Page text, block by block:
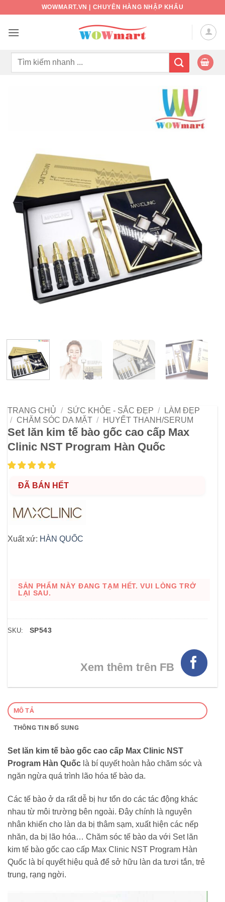
nội
WOWMART.VN | CHUYÊN HÀNG NHẬP KHẨU
Tìm
TRANG CHỦ / SỨC KHỎE - SẮC ĐẸP /
LÀM ĐẸP
/
CHĂM SÓC DA MẶT / HUYẾT THANH/SERUM
Set lăn kim tế bào gốc cao cấp Max
Clinic NST Program Hàn Quốc
ĐÃ BÁN HẾT
Xuất xứ: HÀN QUỐC
SẢN PHẨM NÀY ĐANG TẠM HẾT. VUI LÒNG TRỞ
LẠI SAU.
SKU: SP543
Xem thêm trên FB
MÔ TẢ
THÔNG TIN BỔ SUNG
Set lăn kim tế bào gốc cao cấp Max Clinic NST
Program Hàn Quốc là bí quyết hoàn hảo chăm sóc và
ngăn ngừa quá trình lão hóa tế bào da.
Các tế bào ở da rất dễ bị hư tổn do các tác động khác
nhau từ môi trường bên ngoài. Đây chính là nguyên
nhân khiến cho làn da bị thâm sạm, xuất hiện các nếp
nhăn, da bị lão hóa… Chăm sóc tế bào da với Set lăn
kim tế bào gốc cao cấp Max Clinic NST Program Hàn
Quốc là bí quyết hiệu quả để sở hữu làn da tươi tắn, trẻ
trung, rạng ngời.